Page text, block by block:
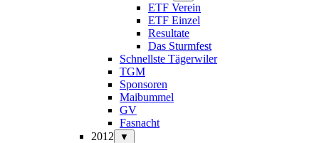
ETF Verein
ETF Einzel
Resultate
Das Sturmfest
Schnellste Tägerwiler
TGM
Sponsoren
Maibummel
GV
Fasnacht
2012
▼